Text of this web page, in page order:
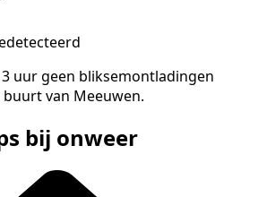
uur geen bliksemontladingen
van Meeuwen.
bij onweer